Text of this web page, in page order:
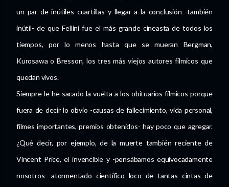
un par de inútiles cuartillas y llegar a la conclusión -también
inútil- de que Fellini fue el más grande cineasta de todos los
tiempos, por lo menos hasta que se mueran Bergman,
Kurosawa o Bresson, los tres más viejos autores fílmicos que
quedan vivos.
Siempre le he sacado la vuelta a los obituarios fílmicos porque
fuera de decir lo obvio -causas de fallecimiento, vida personal,
filmes importantes, premios obtenidos- hay poco que agregar.
¿Qué decir, por ejemplo, de la muerte también reciente de
Vincent Price, el invencible y -pensábamos equivocadamente
nosotros- atormentado científico loco de tantas cintas de